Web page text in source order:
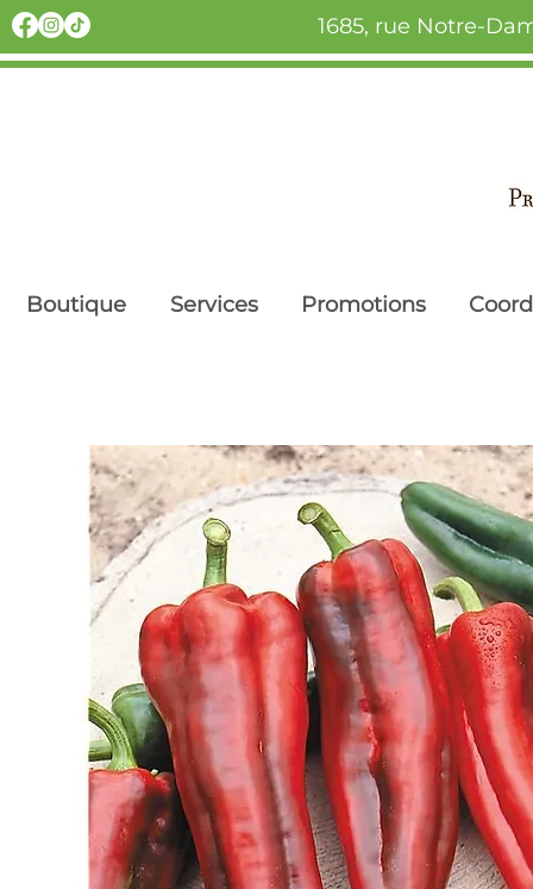
1685, rue Notre-
Boutique Services Promotions